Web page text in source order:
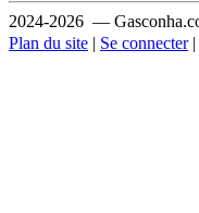
2024-2026 —
Plan du site | Se connecter|